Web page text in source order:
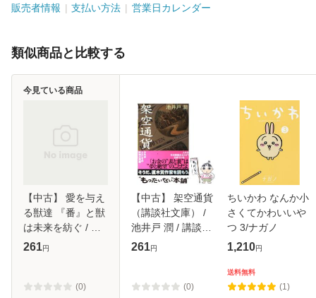
販売者情報 支払い方法 営業日カレンダー
類似商品と比較する
【中古】 愛を与え
る獣達 『番』と獣
は未来を紡ぐ / 茶
柱一号 / リブレ [単
261円
(0)
今見ている商品
【中古】 架空通貨
（講談社文庫） /
池井戸 潤 / 講談社
[文庫]【メール便送
261円
(0)
ちいかわ なんか小
さくてかわいいや
つ 3/ナガノ
1,210円
送料無料
(1)